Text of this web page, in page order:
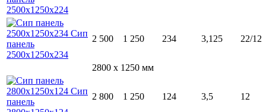
2 500 1 250 234 3,125 22/12
2800 x 1250 мм
2 800 1 250 124 3,5 12